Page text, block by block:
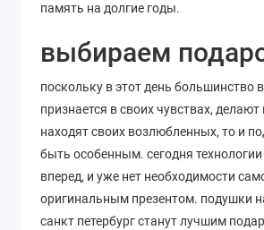
память на долгие годы.
выбираем
поскольку в этот день большинство
признается в своих чувствах,
находят своих возлюбленных, то и
быть особенным. сегодня
вперед, и уже нет необходимости
оригинальным презентом. подушки
санкт петербург станут лучшим